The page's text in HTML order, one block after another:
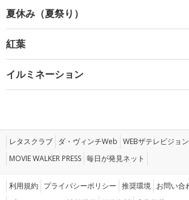
夏休み（夏祭り）
紅葉
イルミネーション
レタスクラブ ダ・ヴィンチWeb WEBザテレビジョン
MOVIE WALKER PRESS 毎日が発見ネット
利用規約 プライバシーポリシー 推奨環境 お問い合